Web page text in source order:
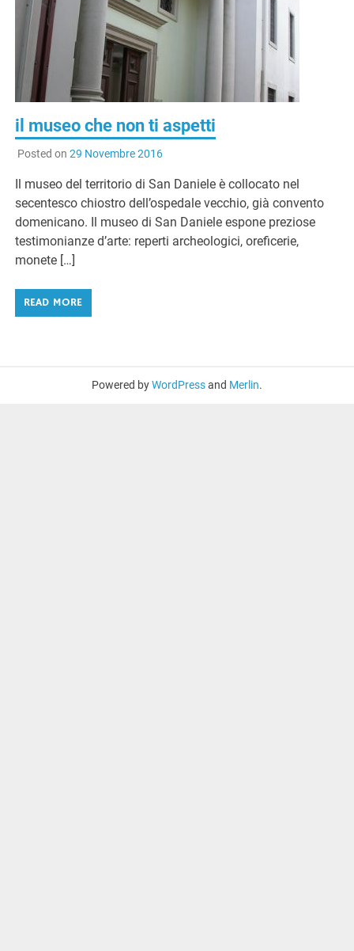
il museo che non ti aspetti
Posted on 29 Novembre 2016
Il museo del territorio di San Daniele è collocato nel
secentesco chiostro dell’ospedale vecchio, già convento
domenicano. Il museo di San Daniele espone preziose
testimonianze d’arte: reperti archeologici, oreficerie,
monete […]
READ MORE
Powered byWordPressand Merlin.